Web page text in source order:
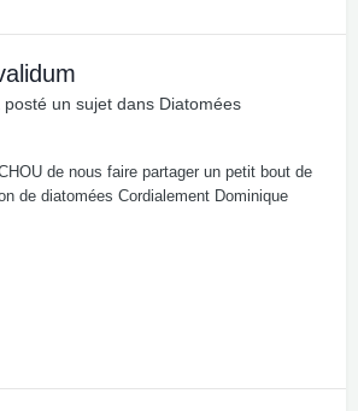
posté un sujet dans Diatomées
de nous faire partager un petit bout de
de diatomées Cordialement Dominique